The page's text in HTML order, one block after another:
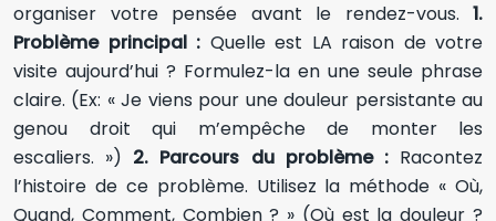
organiser votre pensée avant le rendez-vous. 1.
Problème principal : Quelle est LA raison de votre
visite aujourd’hui ? Formulez-la en une seule phrase
claire. (Ex: « Je viens pour une douleur persistante au
genou droit qui m’empêche de monter les
escaliers. ») 2. Parcours du problème :Racontez
l’histoire de ce problème. Utilisez la méthode « Où,
Quand, Comment, Combien ? » (Où est la douleur ?